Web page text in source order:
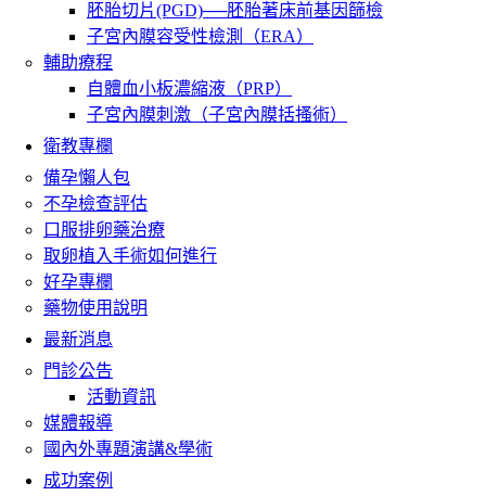
胚胎切片(PGD)──胚胎著床前基因篩檢
子宮內膜容受性檢測（ERA）
輔助療程
自體血小板濃縮液（PRP）
子宮內膜刺激（子宮內膜括搔術）
衛教專欄
備孕懶人包
不孕檢查評估
口服排卵藥治療
取卵植入手術如何進行
好孕專欄
藥物使用說明
最新消息
門診公告
活動資訊
媒體報導
國內外專題演講&學術
成功案例